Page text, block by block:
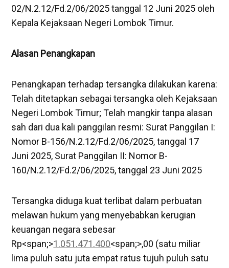
02/N.2.12/Fd.2/06/2025 tanggal 12 Juni 2025 oleh
Kepala Kejaksaan Negeri Lombok Timur.
Alasan Penangkapan
‎Penangkapan terhadap tersangka dilakukan karena:
Telah ditetapkan sebagai tersangka oleh Kejaksaan
Negeri Lombok Timur; Telah mangkir tanpa alasan
sah dari dua kali panggilan resmi: Surat Panggilan I:
Nomor B-156/N.2.12/Fd.2/06/2025, tanggal 17
Juni 2025, Surat Panggilan II: Nomor B-
160/N.2.12/Fd.2/06/2025, tanggal 23 Juni 2025
Tersangka diduga kuat terlibat dalam perbuatan
melawan hukum yang menyebabkan kerugian
keuangan negara sebesar
Rp<span;>1.051.471.400<span;>,00 (satu miliar
lima puluh satu juta empat ratus tujuh puluh satu